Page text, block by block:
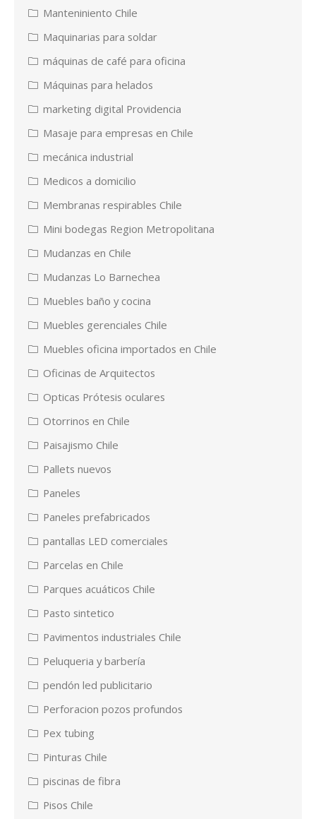
Manteniniento Chile
Maquinarias para soldar
máquinas de café para oficina
Máquinas para helados
marketing digital Providencia
Masaje para empresas en Chile
mecánica industrial
Medicos a domicilio
Membranas respirables Chile
Mini bodegas Region Metropolitana
Mudanzas en Chile
Mudanzas Lo Barnechea
Muebles baño y cocina
Muebles gerenciales Chile
Muebles oficina importados en Chile
Oficinas de Arquitectos
Opticas Prótesis oculares
Otorrinos en Chile
Paisajismo Chile
Pallets nuevos
Paneles
Paneles prefabricados
pantallas LED comerciales
Parcelas en Chile
Parques acuáticos Chile
Pasto sintetico
Pavimentos industriales Chile
Peluqueria y barbería
pendón led publicitario
Perforacion pozos profundos
Pex tubing
Pinturas Chile
piscinas de fibra
Pisos Chile